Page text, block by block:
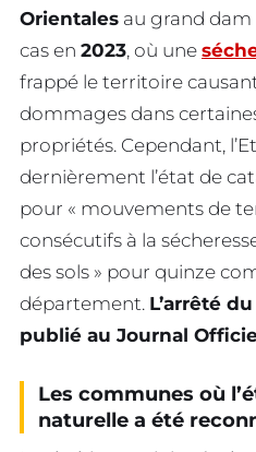
Orientales au grand dam
cas en 2023, où une
frappé le territoire
dommages dans
propriétés. Cependant,
dernièrement l’état de
pour « mouvements de
consécutifs à la
des sols » pour quinze
département. L’arrêté
publié au Journal
Les communes où
naturelle a été